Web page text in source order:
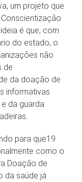
um projeto que
é que, com
do estado, o
não
de
da doação de
informativas
da guarda
para que19
como o
Doação de
da saúde já